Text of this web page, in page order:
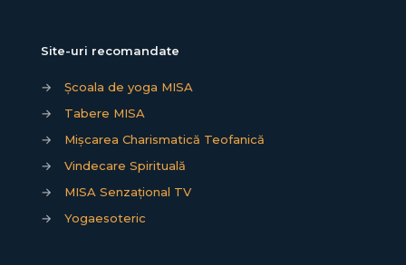
Site-uri recomandate
→
Școala de yoga MISA
→
Tabere MISA
→
Mișcarea Charismatică Teofanică
→
Vindecare Spirituală
→
MISA Senzațional TV
→
Yogaesoteric